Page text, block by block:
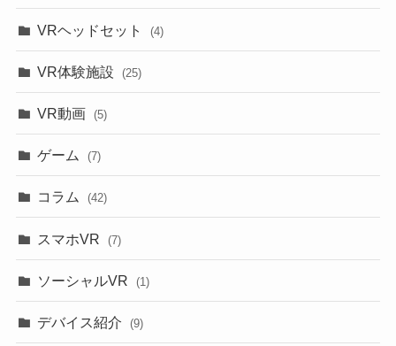
VRヘッドセット (4)
VR体験施設 (25)
VR動画 (5)
ゲーム (7)
コラム (42)
スマホVR (7)
ソーシャルVR (1)
デバイス紹介 (9)